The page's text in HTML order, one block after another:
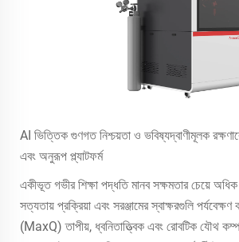
AI ভিত্তিক গুণগত নিশ্চয়তা ও ভবিষ্যদ্বাণীমূলক
এবং অনুরূপ প্ল্যাটফর্ম
একীভূত গভীর শিক্ষা পদ্ধতি মানব সক্ষমতার চেয়ে
সত্যতায় প্রক্রিয়া এবং সরঞ্জামের স্বাক্ষরগুলি
(MaxQ) তাপীয়, ধ্বনিতাত্ত্বিক এবং রোবটিক যৌথ